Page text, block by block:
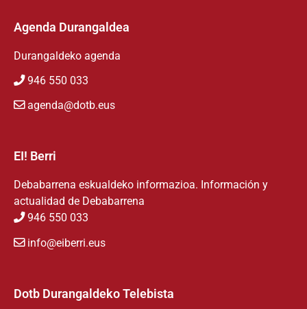
Agenda Durangaldea
Durangaldeko agenda
946 550 033
agenda@dotb.eus
EI! Berri
Debabarrena eskualdeko informazioa. Información y
actualidad de Debabarrena
946 550 033
info@eiberri.eus
Dotb Durangaldeko Telebista